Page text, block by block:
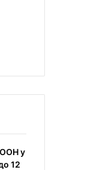
у
12